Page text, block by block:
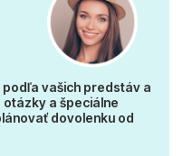
vašich predstáv a
a špeciálne
dovolenku od